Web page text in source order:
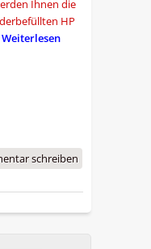
Ihnen die
HP
Weiterlesen
schreiben